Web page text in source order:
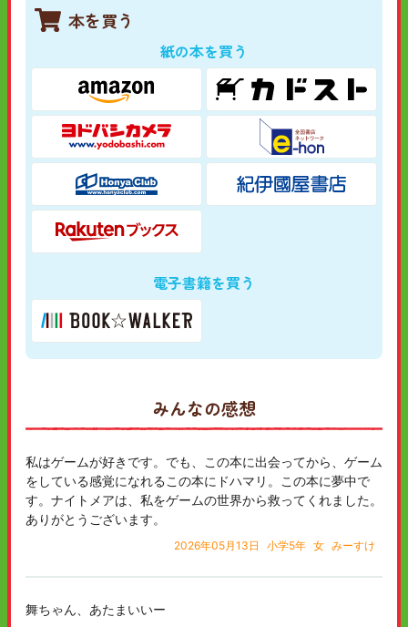
本を買う
紙の本を買う
電子書籍を買う
みんなの感想
私はゲームが好きです。でも、この本に出会ってから、ゲーム
をしている感覚になれるこの本にドハマリ。この本に夢中で
す。ナイトメアは、私をゲームの世界から救ってくれました。
ありがとうございます。
2026年05月13日 小学5年 女 みーすけ
舞ちゃん、あたまいいー